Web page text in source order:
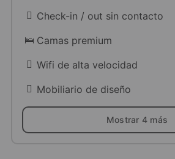
Check-in / out sin contacto
Camas premium
Wifi de alta velocidad
Mobiliario de diseño
Mostrar 4 más